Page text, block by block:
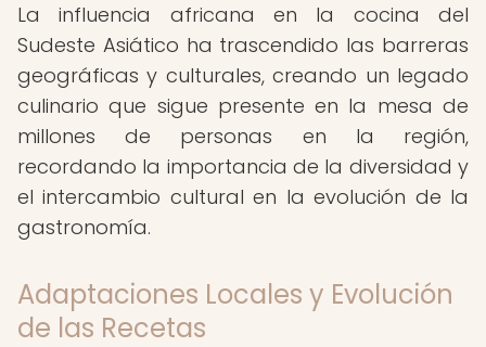
La influencia africana en la cocina del
Sudeste Asiático ha trascendido las barreras
geográficas y culturales, creando un legado
culinario que sigue presente en la mesa de
millones de personas en la región,
recordando la importancia de la diversidad y
el intercambio cultural en la evolución de la
gastronomía.
Adaptaciones Locales y Evolución
de las Recetas